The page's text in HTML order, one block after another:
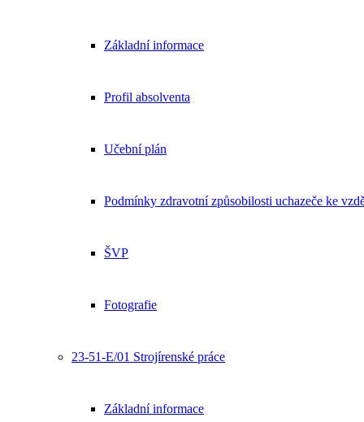
Základní informace
Profil absolventa
Učební plán
Podmínky zdravotní způsobilosti uchazeče ke
ŠVP
Fotografie
23-51-E/01 Strojírenské práce
Základní informace